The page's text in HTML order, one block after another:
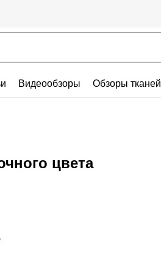
Видеообзоры Обзоры тканей
цвета